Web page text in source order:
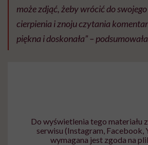
może zdjąć, żeby wrócić do
cierpienia i znoju czytania
piękna i doskonała” –
Do wyświetlenia tego materiału
serwisu (Instagram, Facebook,
wymagana jest zgoda na